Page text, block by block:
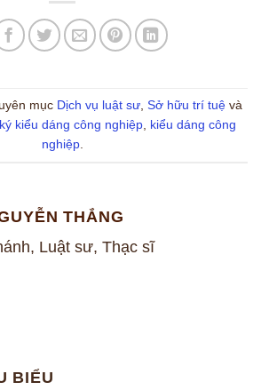
mục Dịch vụ luật sư, Sở hữu trí tuệ và
kiểu dáng công nghiệp, kiểu dáng công
nghiệp.
THẮNG
Luật sư, Thạc sĩ
BIỂU